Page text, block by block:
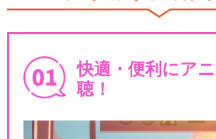
快適・便利にア
聴！